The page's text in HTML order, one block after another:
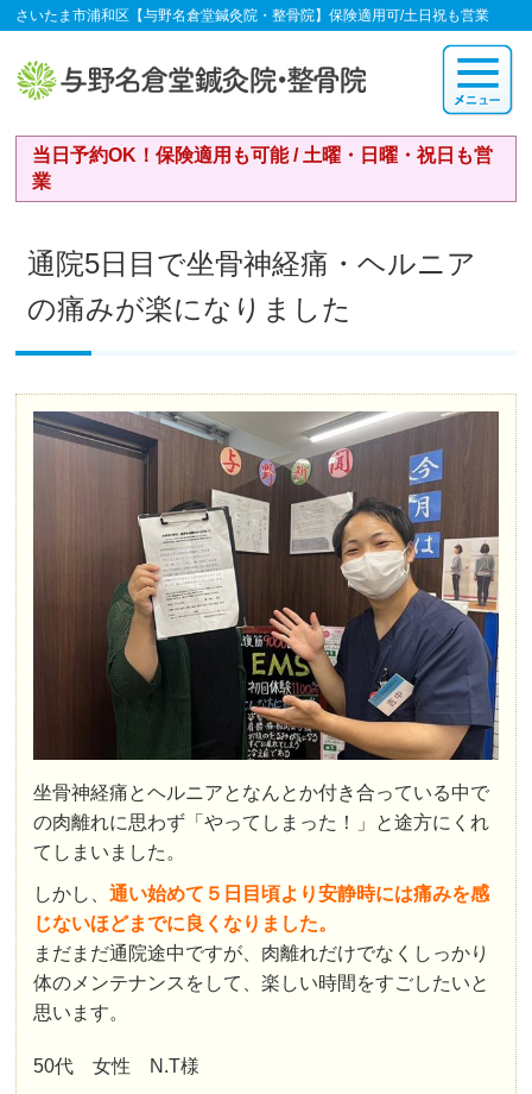
さいたま市浦和区【与野名倉堂鍼灸院・整骨院】保険適用可/土日祝も営業
当日予約OK！保険適用も可能 / 土曜・日曜・祝日も営
業
通院5日目で坐骨神経痛・ヘルニア
の痛みが楽になりました
坐骨神経痛とヘルニアとなんとか付き合っている中で
の肉離れに思わず「やってしまった！」と途方にくれ
てしまいました。
しかし、通い始めて５日目頃より安静時には痛みを感
じないほどまでに良くなりました。
まだまだ通院途中ですが、肉離れだけでなくしっかり
体のメンテナンスをして、楽しい時間をすごしたいと
思います。
50代 女性 N.T様